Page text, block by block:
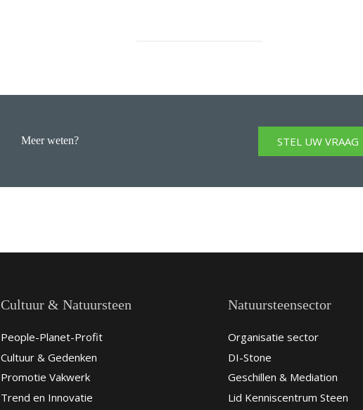
Meer weten? STEL UW VRAAG
Cultuur & Natuursteen
People-Planet-Profit
Cultuur & Gedenken
Promotie Vakwerk
Trend en Innovatie
Natuursteensector
Organisatie sector
DI-Stone
Geschillen & Mediation
Lid Kenniscentrum Steen